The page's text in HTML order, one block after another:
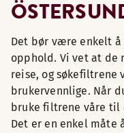
Det bør være enkelt
opphold. Vi vet at de
reise, og søkefiltrene
brukervennlige. Når
bruke filtrene våre til
Det er en enkel måte